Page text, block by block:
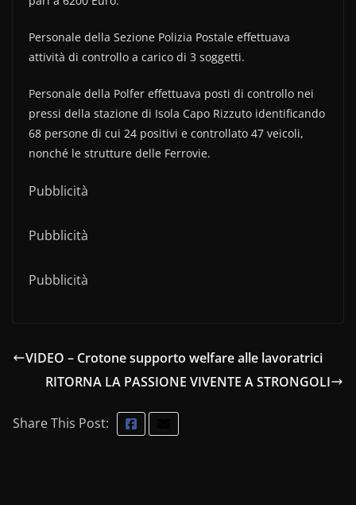
Personale della Sezione Polizia Postale effettuava
attività di controllo a carico di 3 soggetti.
Personale della Polfer effettuava posti di controllo nei
pressi della stazione di Isola Capo Rizzuto identificando
68 persone di cui 24 positivi e controllato 47 veicoli,
nonché le strutture delle Ferrovie.
Pubblicità
Pubblicità
Pubblicità
VIDEO – Crotone supporto welfare alle lavoratrici
RITORNA LA PASSIONE VIVENTE A STRONGOLI
Share This Post: